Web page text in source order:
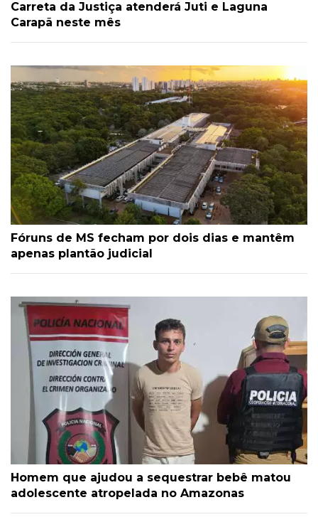
Carreta da Justiça atenderá Juti e Laguna
Carapã neste mês
Fóruns de MS fecham por dois dias e mantêm
apenas plantão judicial
Homem que ajudou a sequestrar bebê matou
adolescente atropelada no Amazonas